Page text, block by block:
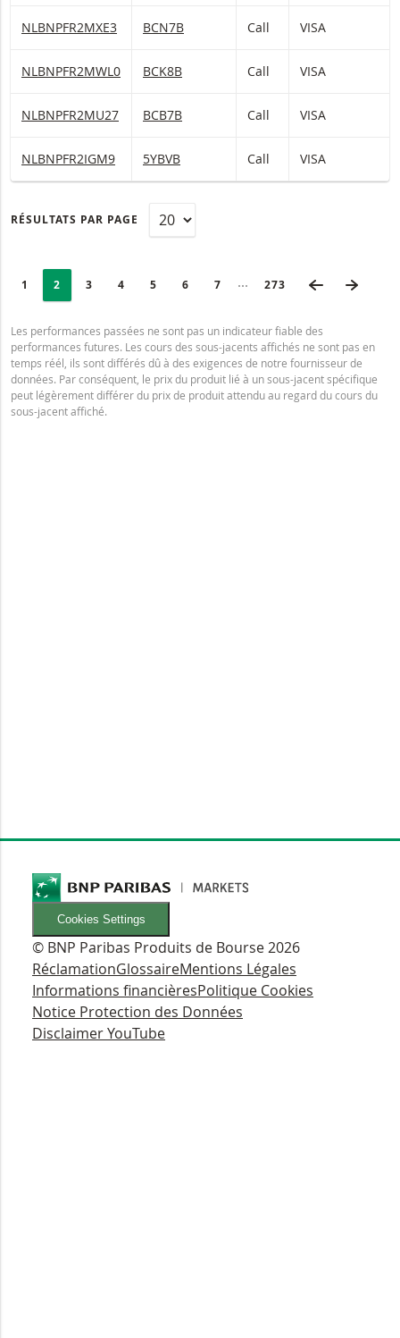
VISA Warrants Call Avec barrière désactivante 400 et levier
NLBNPFR2MXE3 BCN7B Call VISA
VISA Warrants Call Avec barrière désactivante 375 et levier
NLBNPFR2MWL0 BCK8B Call VISA
VISA Warrants Call Avec barrière désactivante 375 et levier
NLBNPFR2MU27 BCB7B Call VISA
VISA Warrants Call Avec barrière désactivante 350 et levier
NLBNPFR2IGM9 5YBVB Call VISA
RÉSULTATS PAR PAGE
PAGINATION
PAGE
1 Selected:
PAGE
2 PAGE
3 PAGE
4 PAGE
5 PAGE
6 PAGE
7 Collapsed pages
DERNIÈRE PAGE
273 PAGE
Les performances passées ne sont pas un indicateur fiable des
performances futures. Les cours des sous-jacents affichés ne sont pas en
temps réél, ils sont différés dû à des exigences de notre fournisseur de
données. Par conséquent, le prix du produit lié à un sous-jacent spécifique
peut légèrement différer du prix de produit attendu au regard du cours du
sous-jacent affiché.
Cookies Settings
© BNP Paribas Produits de Bourse 2026
RéclamationGlossaireMentions Légales
Informations financièresPolitique Cookies
Notice Protection des Données
Disclaimer YouTube